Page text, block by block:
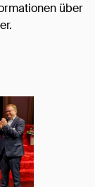
über